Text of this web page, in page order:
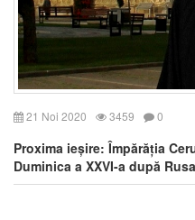
21 Noi 2020 3459 0
Proxima ieșire: Împărăția
Duminica a XXVI-a după